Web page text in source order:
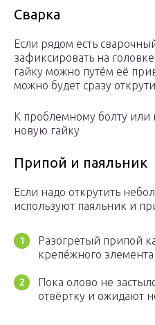
Сварка
Если рядом есть
зафиксировать на
гайку можно путём её
можно будет сразу
К проблемному болту
новую гайку
Припой и паяльник
Если надо открутить
используют паяльник и
Разогретый припой
крепёжного
Пока олово не
отвёртку и ожидают